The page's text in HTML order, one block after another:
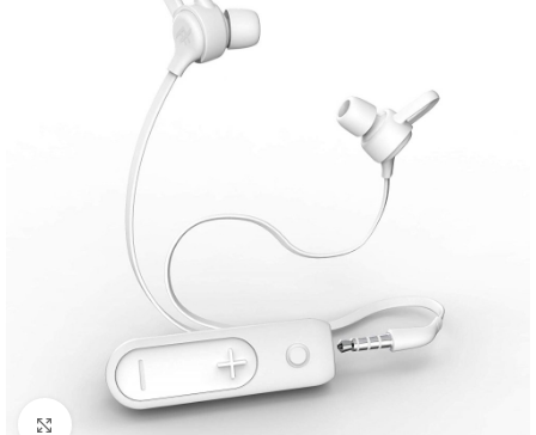
Click to enlarge